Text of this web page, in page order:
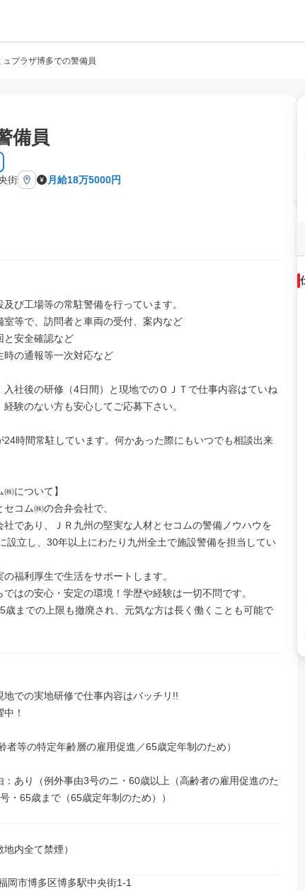
ュプラザ博多での警備員
備員
街 月給18万5000円
び工場等の常駐警備を行っています。
室等で、訪問者と車両の受付、案内など
と安全確認など
時の通報等一次対応など
入社後の研修（4日間）と現地でのＯＪＴで仕事内容はていね
験のない方も安心してご応募下さい。
24時間常駐しています。何かあった際にもいつでも相談出来
㈱について】
コム㈱の合弁会社で、
社であり、ＪＲ九州の堅実な人材とセコムの警備ノウハウを
設立し、30年以上にわたり九州全土で施設警備を担当してい
福利厚生で生活をサポートします。
はの安心・安定の環境！学歴や経験は一切不問です。
歳までの上限も撤廃され、元気な方は長く働くことも可能で
地での実地研修で仕事内容はバッチリ!!
！
者等の特定年齢層の雇用促進／65歳定年制のため）
：あり（例外事由3号のニ・60歳以上（高齢者の雇用促進のた
・65歳まで（65歳定年制のため））
内全て禁煙）
岡市博多区博多駅中央街1-1